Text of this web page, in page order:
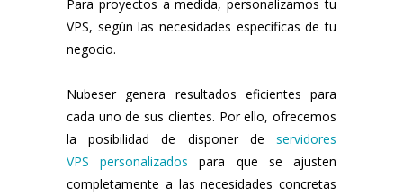
Para proyectos a medida, personalizamos tu
VPS, según las necesidades específicas de tu
negocio.
Nubeser genera resultados eficientes para
cada uno de sus clientes. Por ello, ofrecemos
la posibilidad de disponer de servidores
VPS personalizados para que se ajusten
completamente a las necesidades concretas